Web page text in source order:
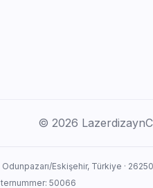
© 2026
Eskişehir, Türkiye ·
50066